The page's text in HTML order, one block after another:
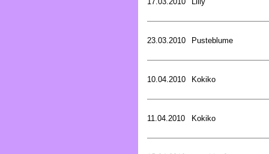
23.03.2010 Pusteblume
10.04.2010 Kokiko
11.04.2010 Kokiko